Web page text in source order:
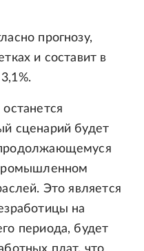
прогнозу,
и составит в
сценарий будет
Это является
на
периода, будет